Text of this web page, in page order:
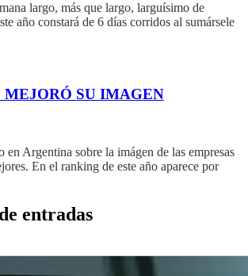
largo, más que largo, larguísimo de
año constará de 6 días corridos al sumársele
SU IMAGEN
Argentina sobre la imágen de las empresas
En el ranking de este año aparece por
entradas